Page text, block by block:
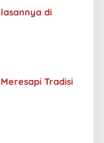
di
Tradisi